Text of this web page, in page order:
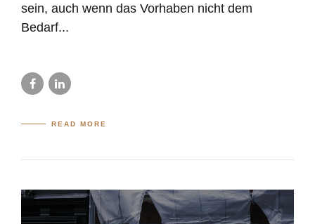
sein, auch wenn das Vorhaben nicht dem
Bedarf...
READ MORE